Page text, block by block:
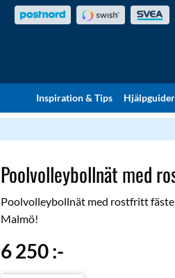
Inspiration & Tips
Poolvolleybollnät med
Poolvolleybollnät med rostfritt
Malmö!
6 250:-